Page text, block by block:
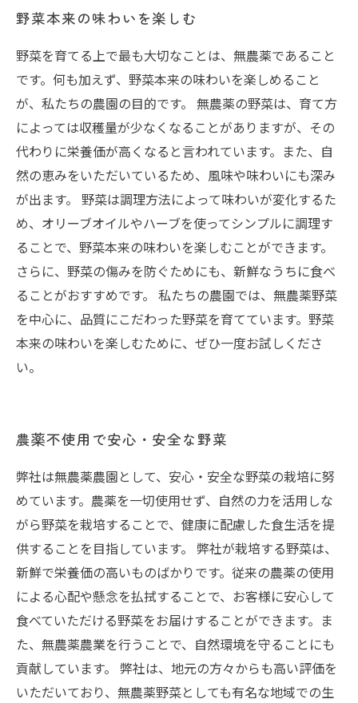
野菜本来の味わいを楽しむ
野菜を育てる上で最も大切なことは、無農薬であること
です。何も加えず、野菜本来の味わいを楽しめること
が、私たちの農園の目的です。 無農薬の野菜は、育て方
によっては収穫量が少なくなることがありますが、その
代わりに栄養価が高くなると言われています。また、自
然の恵みをいただいているため、風味や味わいにも深み
が出ます。 野菜は調理方法によって味わいが変化するた
め、オリーブオイルやハーブを使ってシンプルに調理す
ることで、野菜本来の味わいを楽しむことができます。
さらに、野菜の傷みを防ぐためにも、新鮮なうちに食べ
ることがおすすめです。 私たちの農園では、無農薬野菜
を中心に、品質にこだわった野菜を育てています。野菜
本来の味わいを楽しむために、ぜひ一度お試しくださ
い。
農薬不使用で安心・安全な野菜
弊社は無農薬農園として、安心・安全な野菜の栽培に努
めています。農薬を一切使用せず、自然の力を活用しな
がら野菜を栽培することで、健康に配慮した食生活を提
供することを目指しています。 弊社が栽培する野菜は、
新鮮で栄養価の高いものばかりです。従来の農薬の使用
による心配や懸念を払拭することで、お客様に安心して
食べていただける野菜をお届けすることができます。ま
た、無農薬農業を行うことで、自然環境を守ることにも
貢献しています。 弊社は、地元の方々からも高い評価を
いただいており、無農薬野菜としても有名な地域での生